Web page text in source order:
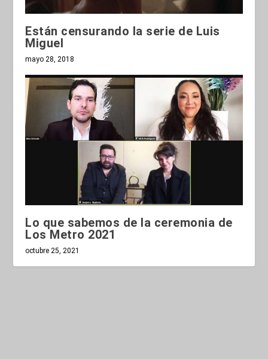
Están censurando la serie de Luis
Miguel
mayo 28, 2018
Lo que sabemos de la ceremonia de
Los Metro 2021
octubre 25, 2021